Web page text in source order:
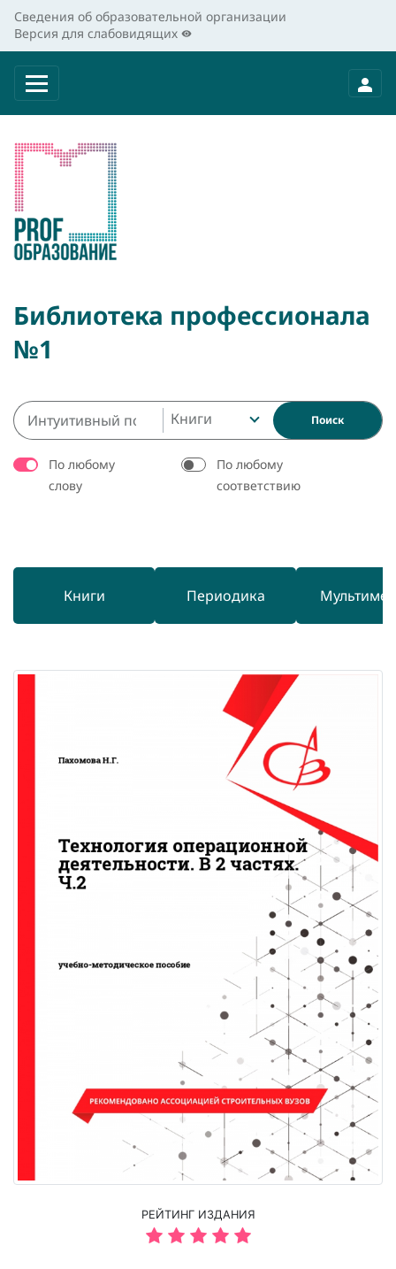
Сведения об образовательной организации
Версия для слабовидящих
Библиотека профессионала
№1
Книги Поиск
По любому
слову
По любому
соответствию
Книги Периодика
РЕЙТИНГ ИЗДАНИЯ